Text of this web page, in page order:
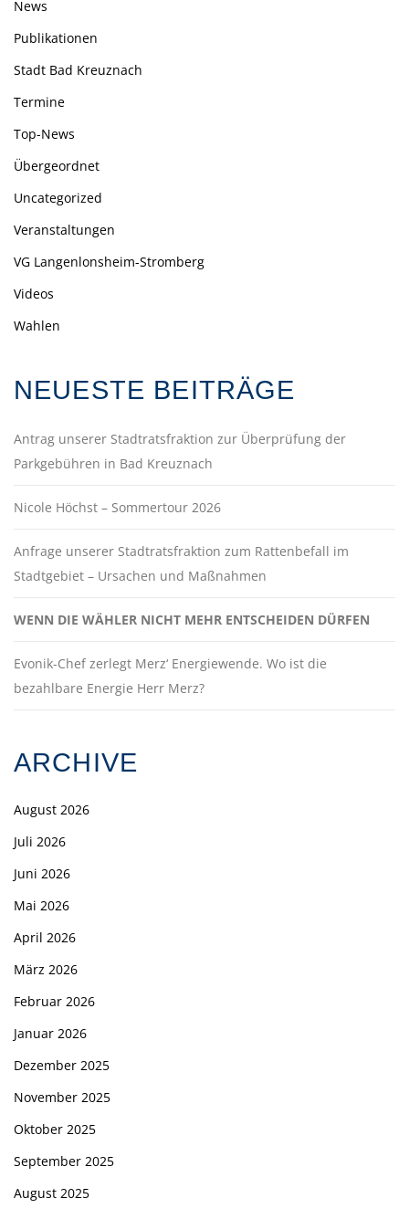
News
Publikationen
Stadt Bad Kreuznach
Termine
Top-News
Übergeordnet
Uncategorized
Veranstaltungen
VG Langenlonsheim-Stromberg
Videos
Wahlen
NEUESTE BEITRÄGE
Antrag unserer Stadtratsfraktion zur Überprüfung der
Parkgebühren in Bad Kreuznach
Nicole Höchst – Sommertour 2026
Anfrage unserer Stadtratsfraktion zum Rattenbefall im
Stadtgebiet – Ursachen und Maßnahmen
WENN DIE WÄHLER NICHT MEHR ENTSCHEIDEN DÜRFEN
Evonik-Chef zerlegt Merz‘ Energiewende. Wo ist die
bezahlbare Energie Herr Merz?
ARCHIVE
August 2026
Juli 2026
Juni 2026
Mai 2026
April 2026
März 2026
Februar 2026
Januar 2026
Dezember 2025
November 2025
Oktober 2025
September 2025
August 2025